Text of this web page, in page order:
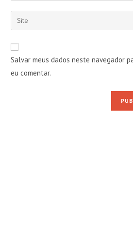
de
usuário
para
comentar
endereço
de
para
comentar
Digite
o
do
seu
site
Salvar meus dados neste navegador
eu comentar.